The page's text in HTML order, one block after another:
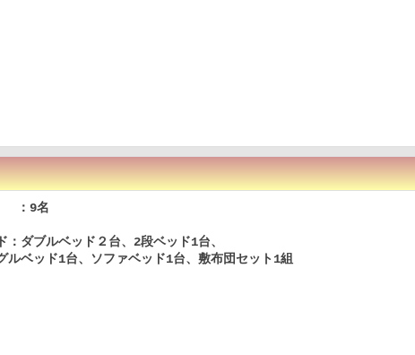
：9名
：ダブルベッド２台、2段ベッド1台、
ルベッド1台、ソファベッド1台、敷布団セット1組